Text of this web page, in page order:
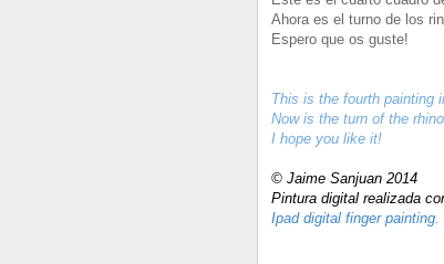
Ahora es el turno de los
Espero que os guste!
This is the fourth painting
Now is the turn of the
I hope you like it!
© Jaime Sanjuan 2014
Pintura digital realizada
Ipad digital finger painting.